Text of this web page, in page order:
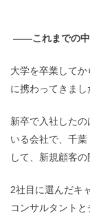
——これまでの中
大学を卒業してか
に携わってきまし
新卒で入社した
いる会社で、千
して、新規顧客
2社目に選んだキ
コンサルタント